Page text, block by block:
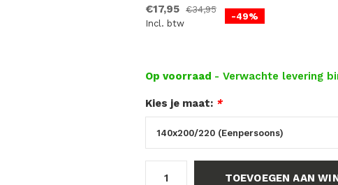
€17,95 €34,95
Incl. btw
-49%
Op voorraad - Verwachte levering
Kies je maat: *
TOEVOEGEN AAN